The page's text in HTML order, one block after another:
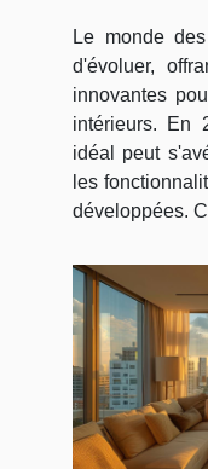
Le monde
d'évoluer,
innovantes
intérieurs. En
idéal peut
les
développées.